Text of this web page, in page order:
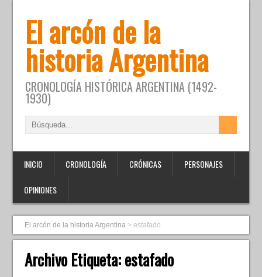
El arcón de la
historia Argentina
CRONOLOGÍA HISTÓRICA ARGENTINA (1492-
1930)
INICIO CRONOLOGÍA CRÓNICAS PERSONAJES
OPINIONES
El arcón de la historia Argentina >estafado
Archivo Etiqueta:estafado